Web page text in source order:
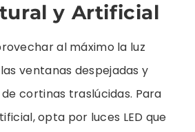
y Artificial
al máximo la luz
ventanas despejadas y
cortinas traslúcidas. Para
opta por luces LED que